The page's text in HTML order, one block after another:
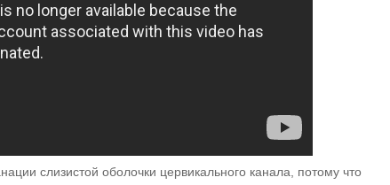
слизистой оболочки цервикального канала, потому что